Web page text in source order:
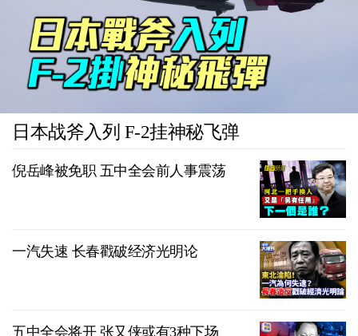
日本战斧入列 F-2挂神秘飞弹
倪岳峰被免职 五中全会前人事震荡
一汽失速 长春戳破经济光明论
五中全会将开 张又侠或有3种下场